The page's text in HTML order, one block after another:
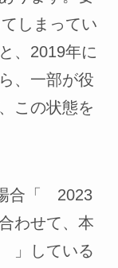
しまってい
、2019年に
、一部が役
この状態を
合「 2023
わせて、本
」している